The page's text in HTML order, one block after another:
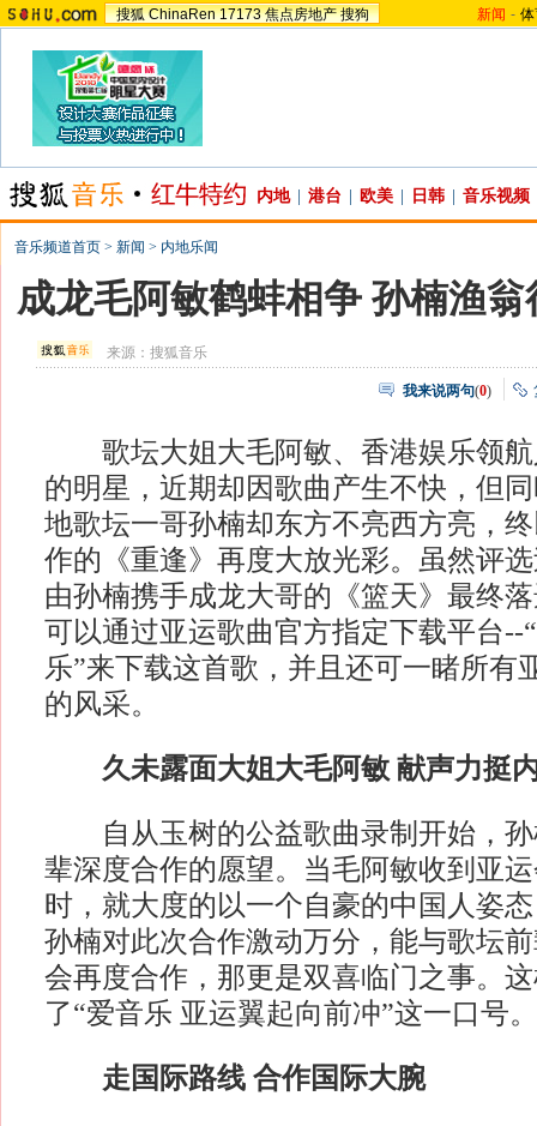
搜狐 ChinaRen 17173 焦点房地产 搜狗 新闻 -
内地 港台 欧美 日韩 音乐视频
音乐频道首页 > 新闻 > 内地乐闻
成龙毛阿敏鹤蚌相争 孙楠渔
来源：搜狐音乐
我来说两句(0)
歌坛大姐大毛阿敏、香港娱乐领航
的明星，近期却因歌曲产生不快，但
地歌坛一哥孙楠却东方不亮西方亮，
作的《重逢》再度大放光彩。虽然评
由孙楠携手成龙大哥的《篮天》最终
可以通过亚运歌曲官方指定下载平台--
乐”来下载这首歌，并且还可一睹所有
的风采。
久未露面大姐大毛阿敏 献声力挺
自从玉树的公益歌曲录制开始，孙
辈深度合作的愿望。当毛阿敏收到亚
时，就大度的以一个自豪的中国人姿
孙楠对此次合作激动万分，能与歌坛
会再度合作，那更是双喜临门之事。
了“爱音乐 亚运翼起向前冲”这一口号。
走国际路线 合作国际大腕